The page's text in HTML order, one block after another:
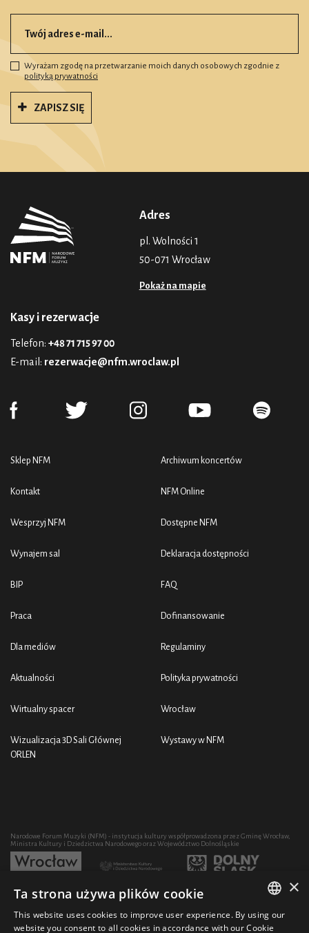
Wyrażam zgodę na przetwarzanie moich danych osobowych zgodnie z
polityką prywatności
ZAPISZ SIĘ
Adres
pl. Wolności 1
50-071 Wrocław
Pokaż na mapie
Kasy i rezerwacje
Telefon: +48 71 715 97 00
E-mail: rezerwacje@nfm.wroclaw.pl
Sklep NFM
Kontakt
Wesprzyj NFM
Wynajem sal
BIP
Praca
Dla mediów
Aktualności
Wirtualny spacer
Wizualizacja 3D Sali Głównej
ORLEN
Archiwum koncertów
NFM Online
Dostępne NFM
Deklaracja dostępności
FAQ
Dofinansowanie
Regulaminy
Polityka prywatności
Wrocław
Wystawy w NFM
Narodowe Forum Muzyki (NFM) - instytucja kultury współprowadzona przez Gminę Wrocław,
Ministra Kultury i Dziedzictwa Narodowego oraz Województwo Dolnośląskie
Rozwój działalności artystycznej i edukacyjnej NFM poprzez zakup sprzętu współfinansowany
POLISH
×
Ta strona używa plików cookie
This website uses cookies to improve user experience. By using our
website you consent to all cookies in accordance with our Cookie